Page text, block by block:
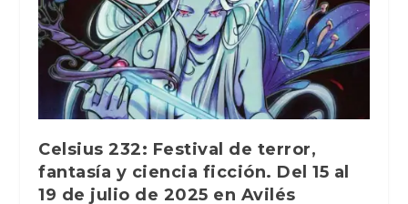
Celsius 232: Festival de terror,
fantasía y ciencia ficción. Del 15 al
19 de julio de 2025 en Avilés